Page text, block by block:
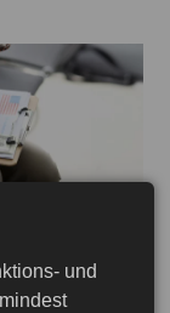
und